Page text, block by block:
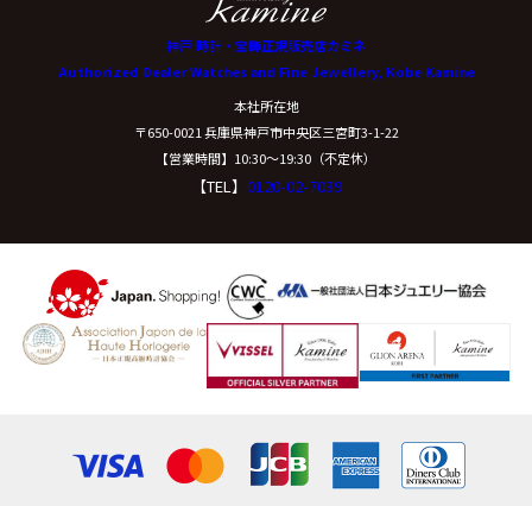
神戸 時計・宝飾正規販売店カミネ
Authorized Dealer Watches and Fine Jewellery, Kobe Kamine
本社所在地
〒650-0021 兵庫県神戸市中央区三宮町3-1-22
【営業時間】10:30〜19:30（不定休）
【TEL】 0120-02-7039